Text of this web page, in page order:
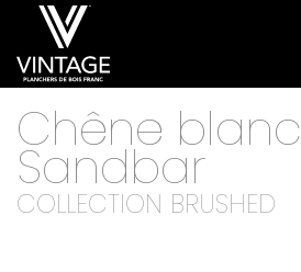
Chêne blanc
Sandbar
COLLECTION BRUSHED
Planchers
de
bois
franc
Vintage
et